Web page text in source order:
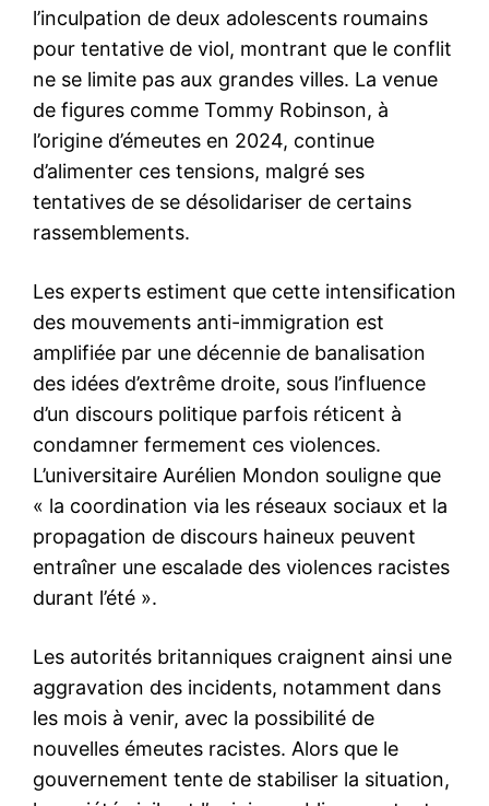
l’inculpation de deux adolescents roumains
pour tentative de viol, montrant que le conflit
ne se limite pas aux grandes villes. La venue
de figures comme Tommy Robinson, à
l’origine d’émeutes en 2024, continue
d’alimenter ces tensions, malgré ses
tentatives de se désolidariser de certains
rassemblements.
Les experts estiment que cette intensification
des mouvements anti-immigration est
amplifiée par une décennie de banalisation
des idées d’extrême droite, sous l’influence
d’un discours politique parfois réticent à
condamner fermement ces violences.
L’universitaire Aurélien Mondon souligne que
« la coordination via les réseaux sociaux et la
propagation de discours haineux peuvent
entraîner une escalade des violences racistes
durant l’été ».
Les autorités britanniques craignent ainsi une
aggravation des incidents, notamment dans
les mois à venir, avec la possibilité de
nouvelles émeutes racistes. Alors que le
gouvernement tente de stabiliser la situation,